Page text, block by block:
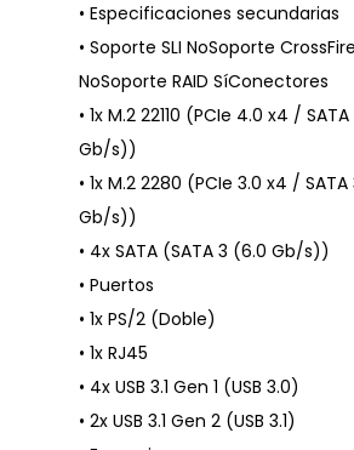
• Especificaciones secundarias
• Soporte SLI NoSoporte CrossFire
NoSoporte RAID SíConectores
• 1x M.2 22110 (PCIe 4.0 x4 /
Gb/s))
• 1x M.2 2280 (PCIe 3.0 x4 /
Gb/s))
• 4x SATA (SATA 3 (6.0 Gb/s))
• Puertos
• 1x PS/2 (Doble)
• 1x RJ45
• 4x USB 3.1 Gen 1 (USB 3.0)
• 2x USB 3.1 Gen 2 (USB 3.1)